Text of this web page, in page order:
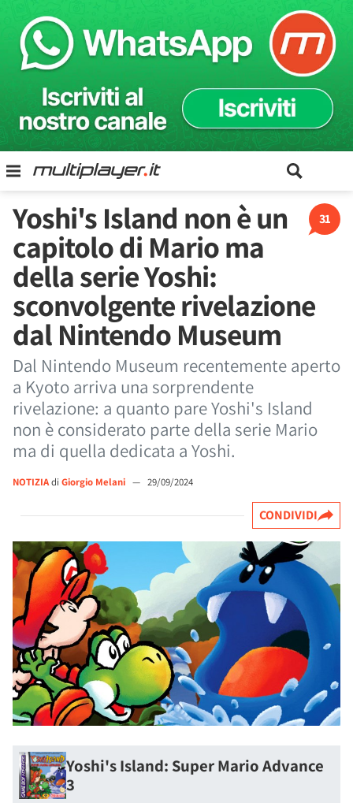
31
Yoshi's Island non è un
capitolo di Mario ma
della serie Yoshi:
sconvolgente rivelazione
dal Nintendo Museum
Dal Nintendo Museum recentemente aperto
a Kyoto arriva una sorprendente
rivelazione: a quanto pare Yoshi's Island
non è considerato parte della serie Mario
ma di quella dedicata a Yoshi.
NOTIZIAdi Giorgio Melani — 29/09/2024
CONDIVIDI
Yoshi's Island: Super Mario Advance
3